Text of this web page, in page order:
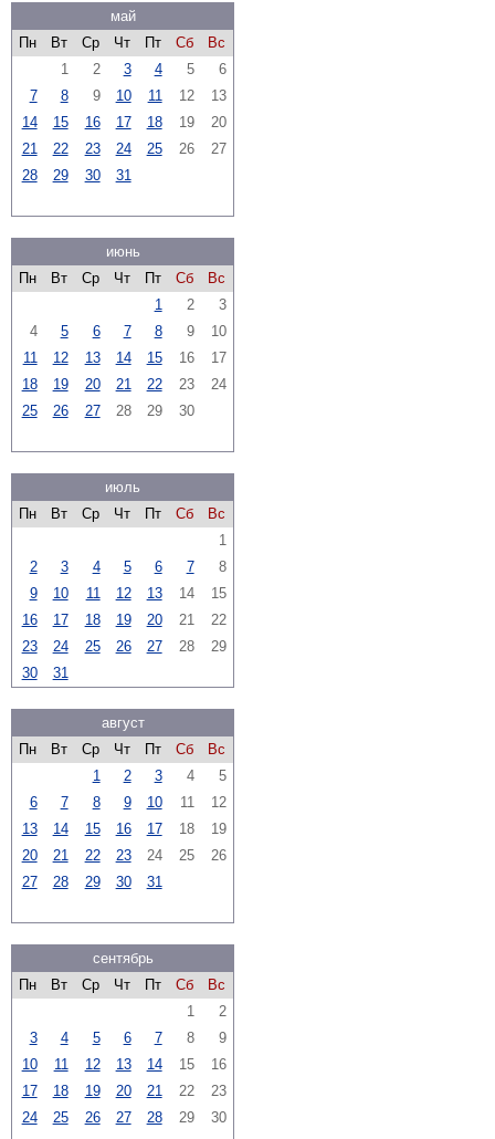
май
Пн
Вт Ср Чт Пт Сб
Вс
1
2 3 4 5
6
7
8 9 10 11 12
13
14
15 16 17 18 19
20
21
22 23 24 25 26
27
28
29 30 31
июнь
Пн
Вт Ср Чт Пт Сб
Вс
1
2
3
4
5 6 7 8 9
10
11
12 13 14 15 16
17
18
19 20 21 22 23
24
25
26 27 28 29 30
июль
Пн
Вт Ср Чт Пт Сб
Вс
1
2
3 4 5 6 7
8
9
10 11 12 13 14
15
16
17 18 19 20 21
22
23
24 25 26 27 28
29
30
31
август
Пн
Вт Ср Чт Пт Сб
Вс
1
2 3 4
5
6
7 8 9 10 11
12
13
14 15 16 17 18
19
20
21 22 23 24 25
26
27
28 29 30 31
сентябрь
Пн
Вт Ср Чт Пт Сб
Вс
1
2
3
4 5 6 7 8
9
10
11 12 13 14 15
16
17
18 19 20 21 22
23
24
25 26 27 28 29 30